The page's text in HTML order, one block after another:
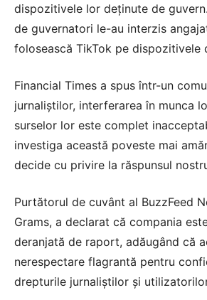
dispozitivele lor deținute de
de guvernatori le-au interzis
folosească TikTok pe dispozitivele
Financial Times a spus într-un
jurnaliştilor, interferarea în munca
surselor lor este complet
investiga această poveste mai
decide cu privire la răspunsul
Purtătorul de cuvânt al BuzzFeed
Grams, a declarat că compania
deranjată de raport, adăugând că
nerespectare flagrantă pentru
drepturile jurnaliștilor și utilizatorilor